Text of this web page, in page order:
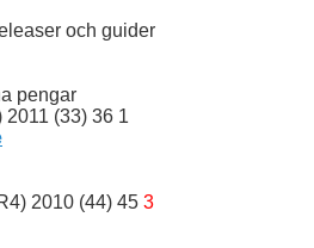
och guider
pengar
2011 (33) 36 1
2010 (44) 45 3